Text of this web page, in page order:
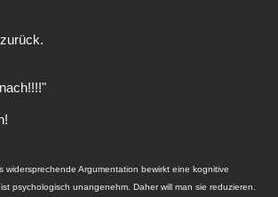
widersprechende Argumentation bewirkt eine kognitive
psychologisch unangenehm. Daher will man sie reduzieren.